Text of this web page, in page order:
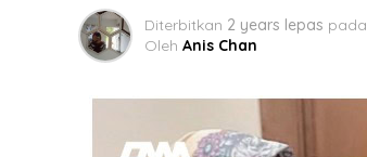
Diterbitkan 2 years lepas pada
Oleh Anis Chan